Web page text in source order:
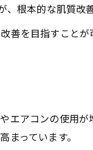
根本的な肌質改
善を目指すこと
エアコンの使用
っています。